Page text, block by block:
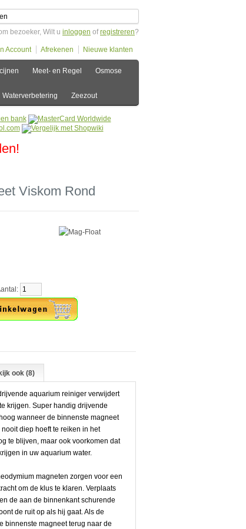
bezoeker, Wilt u inloggen ofregistreren?
Account Afrekenen Nieuwe klanten
Meet- en Regel Osmose
Waterverbetering Zeezout
Viskom Rond
ook (8)
aquarium reiniger verwijdert
krijgen. Super handig drijvende
wanneer de binnenste magneet
diep hoeft te reiken in het
te blijven, maar ook voorkomen dat
in uw aquarium water.
magneten zorgen voor een
om de klus te klaren. Verplaats
de aan de binnenkant schurende
de ruit op als hij gaat. Als de
binnenste magneet terug naar de